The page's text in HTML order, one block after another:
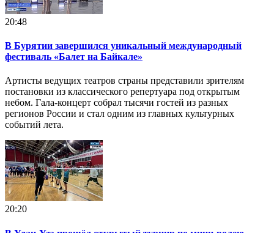
20:48
В Бурятии завершился уникальный международный
фестиваль «Балет на Байкале»
Артисты ведущих театров страны представили зрителям
постановки из классического репертуара под открытым
небом. Гала-концерт собрал тысячи гостей из разных
регионов России и стал одним из главных культурных
событий лета.
20:20